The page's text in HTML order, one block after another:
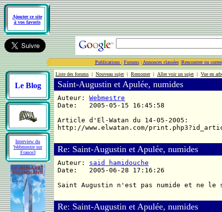
Ajouter ce site
à vos favoris
Publications | Forums| Annonces classées|Rencontrer ou
Le Blog
Interview du
Webmestre sur
France3
Liste des forums | Nouveau sujet | Remonter| Aller voir un sujet | Vue en
Saint-Augustin et Apulée, numides
Auteur: Webmestre
Date: 2005-05-15 16:45:58
Article d'El-Watan du 14-05-2005:
http://www.elwatan.com/
Re: Saint-Augustin et Apulée, numides
Auteur: said hamidouche
Date: 2005-06-28 17:16:26
Saint Augustin n'est pas numide et ne
Re: Saint-Augustin et Apulée, numides